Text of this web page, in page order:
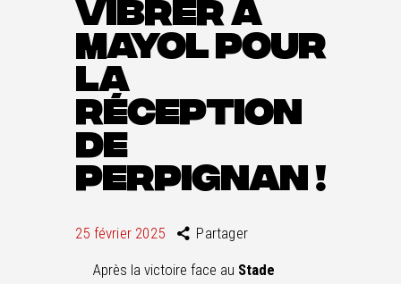
Équipe pro
Nos équipes
Fan Zone
RCT Engagé
VIBRER À
MAYOL POUR
LA
RÉCEPTION
DE
PERPIGNAN !
25 février 2025 Partager
Après la victoire face au Stade